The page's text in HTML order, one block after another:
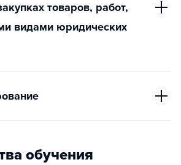
товаров, работ,
видами юридических
обучения